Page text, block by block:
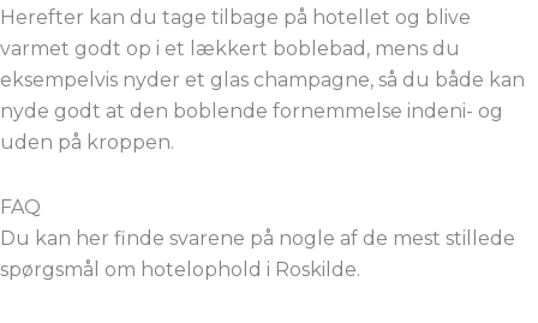
Herefter kan du tage tilbage på hotellet og blive
varmet godt op i et lækkert boblebad, mens du
eksempelvis nyder et glas champagne, så du både kan
nyde godt at den boblende fornemmelse indeni- og
uden på kroppen.
FAQ
Du kan her finde svarene på nogle af de mest stillede
spørgsmål om hotelophold i Roskilde.